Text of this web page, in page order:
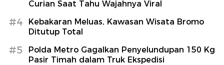
Curian Saat Tahu Wajahnya Viral
#4
Kebakaran Meluas, Kawasan Wisata Bromo
Ditutup Total
#5
Polda Metro Gagalkan Penyelundupan 150 Kg
Pasir Timah dalam Truk Ekspedisi